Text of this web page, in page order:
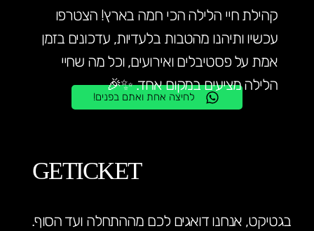
לחיצה אחת ואתם בפנים!
קהילת חיי הלילה הכי חמה בארץ! הצטרפו
עכשיו ותיהנו מהטבות בלעדיות, עדכונים בזמן
אמת על פסטיבלים ואירועים, וכל מה שחיי
הלילה מציעים במקום אחד. ✨🎉
GETICKET
בגטיקט, אנחנו דואגים לכם מההתחלה ועד הסוף.